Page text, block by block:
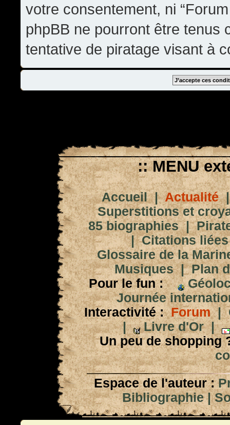
votre consentement, ni
phpBB ne pourront être tenus
tentative de piratage visant à
:: MENU
Accueil|Actualité
Superstitions et
85 biographies|
|Citations
Glossaire de la
Musiques|Plan
Pour le fun :
Journée
Interactivité : Forum|
|
Livre d'Or|
Un peu de shopping
Espace de l'auteur :
Bibliographie|